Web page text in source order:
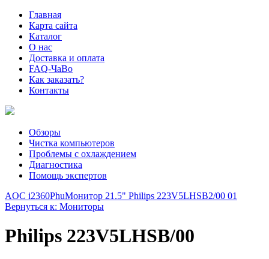
Главная
Карта сайта
Каталог
О нас
Доставка и оплата
FAQ-ЧаВо
Как заказать?
Контакты
Обзоры
Чистка компьютеров
Проблемы с охлаждением
Диагностика
Помощь экспертов
AOC i2360PhuМонитор 21.5" Philips 223V5LHSB2/00 01
Вернуться к: Мониторы
Philips 223V5LHSB/00